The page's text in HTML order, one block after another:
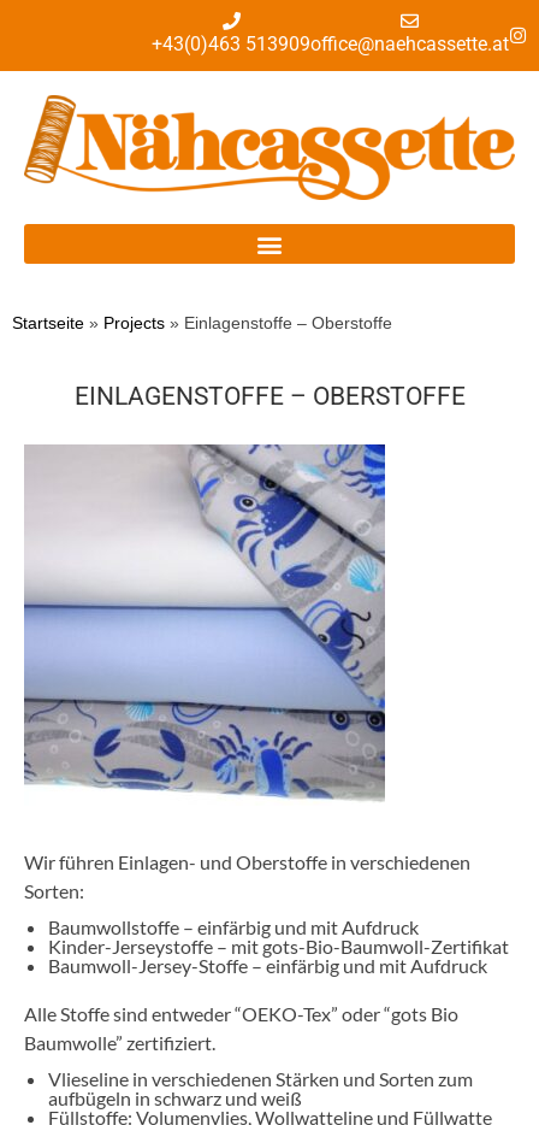
+43(0)463 513909office@naehcassette.at
Startseite » Projects » Einlagenstoffe – Oberstoffe
EINLAGENSTOFFE – OBERSTOFFE
Wir führen Einlagen- und Oberstoffe in verschiedenen
Sorten:
Baumwollstoffe – einfärbig und mit Aufdruck
Kinder-Jerseystoffe – mit gots-Bio-Baumwoll-Zertifikat
Baumwoll-Jersey-Stoffe – einfärbig und mit Aufdruck
Alle Stoffe sind entweder “OEKO-Tex” oder “gots Bio
Baumwolle” zertifiziert.
Vlieseline in verschiedenen Stärken und Sorten zum
aufbügeln in schwarz und weiß
Füllstoffe: Volumenvlies, Wollwatteline und Füllwatte